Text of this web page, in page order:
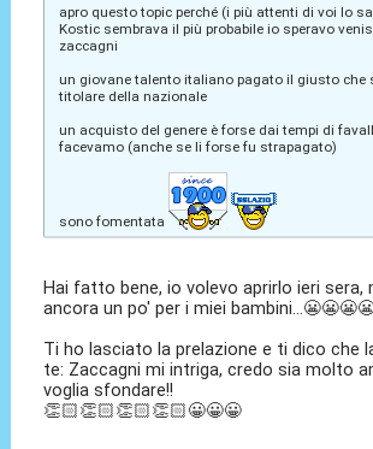
apro questo topic perché (i più attenti di voi lo
Kostic sembrava il più probabile io speravo
zaccagni
un giovane talento italiano pagato il giusto che
titolare della nazionale
un acquisto del genere è forse dai tempi di
facevamo (anche se li forse fu strapagato)
sono fomentata
Hai fatto bene, io volevo aprirlo ieri sera,
ancora un po' per i miei
Ti ho lasciato la prelazione e ti dico che
te: Zaccagni mi intriga, credo sia molto
voglia sfondare!!
👏🏻👏🏻👏🏻👏🏻😀😀😀